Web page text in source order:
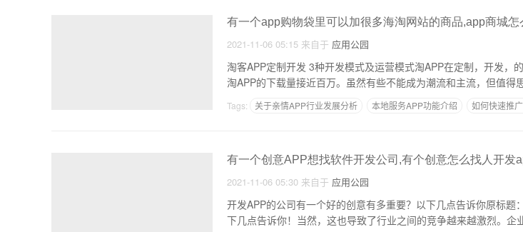
有一个app购物袋里可以加很多海淘网站的商品,app商城怎
2021-11-06 05:15 来自于 应用公园
淘客APP定制开发 3种开发模式及运营模式淘APP在定制，开发，
Tags: 关于亲情APP行业发展分析 本地服务APP功能介绍 如何快速推
有一个创意APP想找软件开发公司,有个创意怎么找人开发
2021-11-06 05:30 来自于 应用公园
开发APP的公司有一个好的创意有多重要？以下几点告诉你原标题
下几点告诉你！当然，这也导致了行业之间的竞争越来越激烈。